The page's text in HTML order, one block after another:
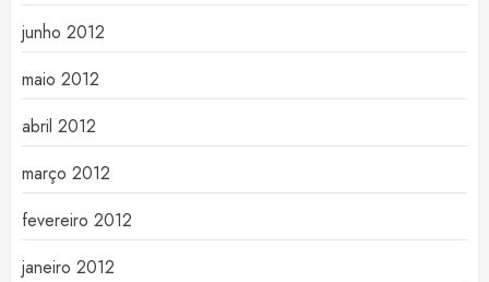
junho 2012
maio 2012
abril 2012
março 2012
fevereiro 2012
janeiro 2012